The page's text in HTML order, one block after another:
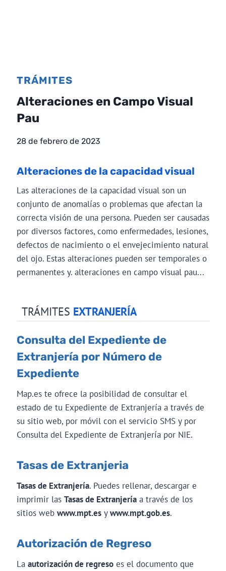
TRÁMITES
Alteraciones en Campo Visual
Pau
28 de febrero de 2023
Alteraciones de la capacidad visual
Las alteraciones de la capacidad visual son un
conjunto de anomalías o problemas que afectan la
correcta visión de una persona. Pueden ser causadas
por diversos factores, como enfermedades, lesiones,
defectos de nacimiento o el envejecimiento natural
del ojo. Estas alteraciones pueden ser temporales o
permanentes y. alteraciones en campo visual pau...
TRÁMITES EXTRANJERÍA
Consulta del Expediente de
Extranjería por Número de
Expediente
Map.es te ofrece la posibilidad de consultar el
estado de tu Expediente de Extranjería a través de
su sitio web, por móvil con el servicio SMS y por
Consulta del Expediente de Extranjería por NIE.
Tasas de Extranjeria
Tasas de Extranjería. Puedes rellenar, descargar e
imprimir las Tasas de Extranjeríaa través de los
sitios web www.mpt.esywww.mpt.gob.es.
Autorización de Regreso
La autorización de regresoes el documento que